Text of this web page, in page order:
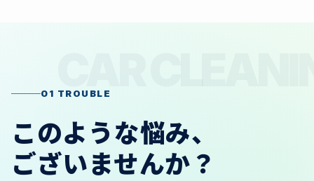
01 TROUBLE
このような悩み、
ございませんか？